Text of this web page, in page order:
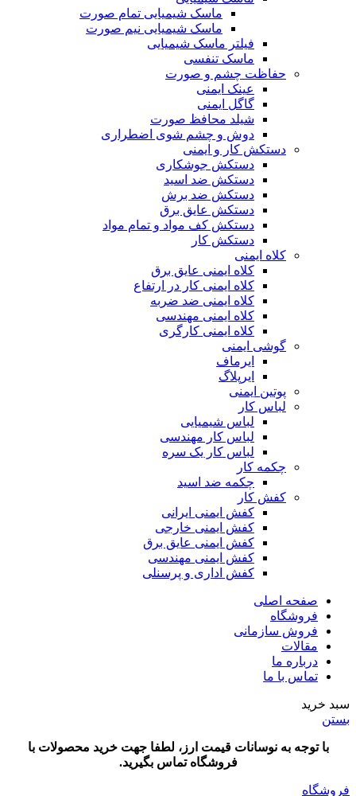
ماسک شیمیایی تمام صورت
ماسک شیمیایی نیم صورت
فیلتر ماسک شیمیایی
ماسک تنفسی
حفاظت چشم و صورت
عینک ایمنی
گاگل ایمنی
شیلد محافظ صورت
دوش و چشم شوی اضطراری
دستکش کار و ایمنی
دستکش جوشکاری
دستکش ضد اسید
دستکش ضد برش
دستکش عایق برق
دستکش کف مواد و تمام مواد
دستکش کار
کلاه ایمنی
کلاه ایمنی عایق برق
کلاه ایمنی کار در ارتفاع
کلاه ایمنی ضد ضربه
کلاه ایمنی مهندسی
کلاه ایمنی کارگری
گوشی ایمنی
ایرماف
ایرپلاگ
پوتین ایمنی
لباس کار
لباس شیمیایی
لباس کار مهندسی
لباس کار یک سره
چکمه کار
چکمه ضد اسید
کفش کار
کفش ایمنی ایرانی
کفش ایمنی خارجی
کفش ایمنی عایق برق
کفش ایمنی مهندسی
کفش اداری و پرسنلی
صفحه اصلی
فروشگاه
فروش سازمانی
مقالات
درباره ما
تماس با ما
سبد خرید
بستن
با توجه به نوسانات قیمت ارز، لطفا جهت خرید محصولات با
فروشگاه تماس بگیرید.
فروشگاه